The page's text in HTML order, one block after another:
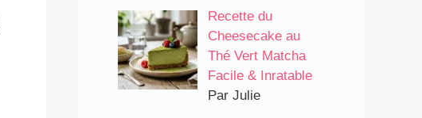
Recette du
Cheesecake au
Thé Vert Matcha
Facile & Inratable
Par Julie